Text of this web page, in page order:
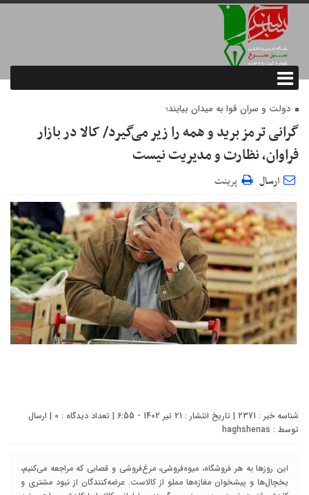
دولت و سران قوا به میدان بیایند؛
گرانی ترمز برید و همه را زیر می‌گیرد/ کالا در بازار
فراوان، نظارت و مدیریت نیست
ارسال پرینت
شناسه خبر : 2371 | تاریخ انتشار : 21 تیر 1402 - 6:55 | تعداد دیدگاه : 0 | ارسال
توسط : haghshenas
این روز‌ها به هر فروشگاه، میوه‌فروشی، مرغ‌فروشی و قصابی که مراجعه می‌کنیم،
یخچال‌ها و پیشخوان مغازه‌ها مملو از کالاست. عرضه‌کنندگان از نبود مشتری و